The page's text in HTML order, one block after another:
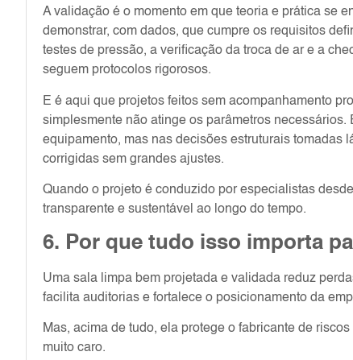
A validação é o momento em que teoria e prática se
demonstrar, com dados, que cumpre os requisitos
testes de pressão, a verificação da troca de ar e a
seguem protocolos rigorosos.
E é aqui que projetos feitos sem acompanhamento
simplesmente não atinge os parâmetros
equipamento, mas nas decisões estruturais tomadas
corrigidas sem grandes ajustes.
Quando o projeto é conduzido por especialistas
transparente e sustentável ao longo do tempo.
6. Por que tudo isso importa
Uma sala limpa bem projetada e validada reduz
facilita auditorias e fortalece o posicionamento da
Mas, acima de tudo, ela protege o fabricante de
muito caro.